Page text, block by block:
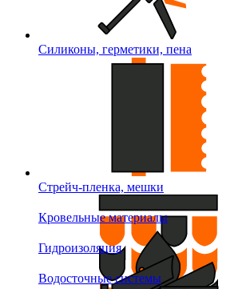
Силиконы, герметики, пена
Стрейч-пленка, мешки
Кровельные материалы
Гидроизоляция
Водосточные системы